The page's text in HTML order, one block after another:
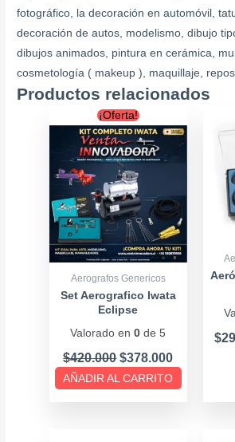
fotográfico, la decoración en automóvil,
decoración de autos, modelismo, dibujo
dibujos animados, pintura en cerámica,
cosmetología ( makeup ), maquillaje,
Productos relacionados
¡Oferta!
Aerografos Genericos
Set Aerografico Iwata
Eclipse
Valorado en0 de 5
$420.000
Original
price
was:
$420.000.
$378.000
price
is:
AÑADIR AL CARRITO
$